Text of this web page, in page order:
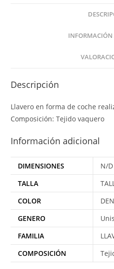
Descripción
Llavero en forma de coche
Composición: Tejido vaquero
Información adicional
DIMENSIONES
N/D
TALLA
COLOR
GENERO
FAMILIA
COMPOSICIÓN